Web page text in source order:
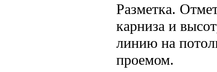
Разметка.
карниза и
линию на
проемом.